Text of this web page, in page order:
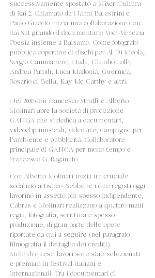
successivamente spostato a Mixer Cultura
di Rai 2. Chiamato da Nanni Balestrini e
Paolo Giaccio inizia una collaborazione con
Rai Sat girando il documentario Voci-Venezia
Poesia insieme a Balsamo. Come fotografo
pubblica copertine di dischi per Al Di Meola,
Sergio Cammariere, Nada, Claudio Lolli,
Andrea Parodi, Luca Madonia, Guernica,
Rosario di Bella, Kay Mc Carthy e altri.
Nel 2000 con Francesco Struffi e Alberto
Molinari apre la società di produzione
GANGA che si dedica a documentari,
videoclip musicali, videoarte, campagne per
l’ambiente e pubblicità. Collaboratore
principale di GANGA per molto tempo è
Francesco G. Raganato.
Con Alberto Molinari inizia un cruciale
sodalizio artistico. Sebbene i due registi oggi
lavorino in assetto più spesso indipendente,
Cabras e Molinari realizzano a quattro mani
regia, fotografia, scrittura e spesso
produzione, di gran parte delle opere
riportate da qui a seguire (nel paragrafo
filmografia il dettaglio dei crediti).
Molti di questi lavori sono stati selezionati
e premiati in festival italiani e
internazionali. Tra i documentari di